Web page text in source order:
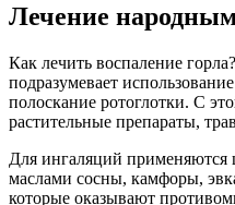
Лечение
Как лечить воспаление
подразумевает
полоскание ротоглотки. С
растительные препараты,
Для ингаляций
маслами сосны, камфоры,
которые оказывают